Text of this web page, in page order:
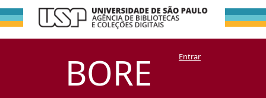
BORE
Filtrar por:
Assunto
DSpace/Manakin + CoriscoEntrar